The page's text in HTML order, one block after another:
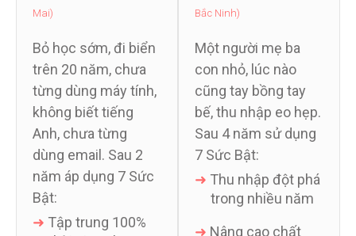
Mai)
Bỏ học sớm, đi biển
trên 20 năm, chưa
từng dùng máy tính,
không biết tiếng
Anh, chưa từng
dùng email. Sau 2
năm áp dụng 7 Sức
Bật:
➜ Tập trung 100%
Bắc Ninh)
Một người mẹ ba
con nhỏ, lúc nào
cũng tay bồng tay
bế, thu nhập eo hẹp.
Sau 4 năm sử dụng
7 Sức Bật:
➜ Thu nhập đột phá
trong nhiều năm
➜ Nâng cao chất